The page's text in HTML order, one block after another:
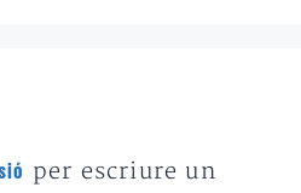
per escriure un